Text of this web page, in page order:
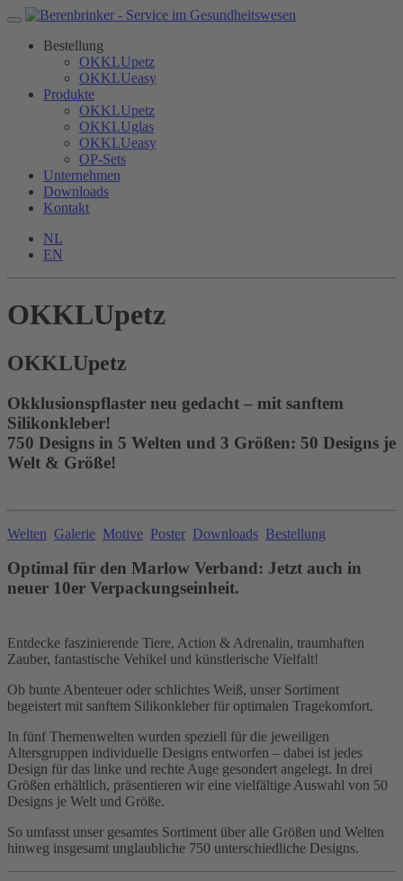
Bestellung
OKKLUpetz
OKKLUeasy
Produkte
OKKLUpetz
OKKLUglas
OKKLUeasy
OP-Sets
Unternehmen
Downloads
Kontakt
NL
EN
OKKLUpetz
OKKLUpetz
Okklusionspflaster neu gedacht – mit sanftem
Silikonkleber!
750 Designs in 5 Welten und 3 Größen: 50 Designs je
Welt & Größe!
Welten Galerie Motive Poster Downloads Bestellung
Optimal für den Marlow Verband: Jetzt auch in
neuer 10er Verpackungseinheit.
Entdecke faszinierende Tiere, Action & Adrenalin, traumhaften
Zauber, fantastische Vehikel und künstlerische Vielfalt!
Ob bunte Abenteuer oder schlichtes Weiß, unser Sortiment
begeistert mit sanftem Silikonkleber für optimalen Tragekomfort.
In fünf Themenwelten wurden speziell für die jeweiligen
Altersgruppen individuelle Designs entworfen – dabei ist jedes
Design für das linke und rechte Auge gesondert angelegt. In drei
Größen erhältlich, präsentieren wir eine vielfältige Auswahl von 50
Designs je Welt und Größe.
So umfasst unser gesamtes Sortiment über alle Größen und Welten
hinweg insgesamt unglaubliche 750 unterschiedliche Designs.